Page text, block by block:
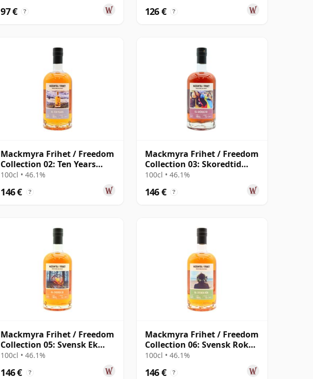
97 € ? 126 € ?
Mackmyra Frihet / Freedom
Collection 02: Ten Years
Swedish 10 años
100cl • 46.1%
146 € ?
Mackmyra Frihet / Freedom
Collection 03: Skoredtid
Swedish
100cl • 46.1%
146 € ?
Mackmyra Frihet / Freedom
Collection 05: Svensk Ek
Swedish
100cl • 46.1%
146 € ?
Mackmyra Frihet / Freedom
Collection 06: Svensk Rok
Swedish
100cl • 46.1%
146 € ?